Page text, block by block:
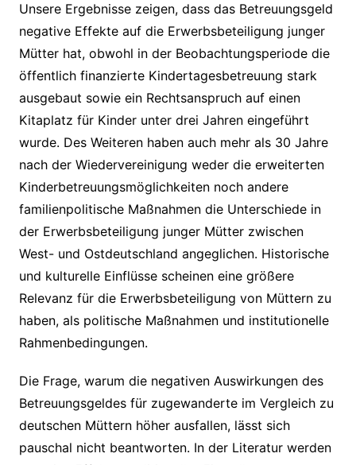
Unsere Ergebnisse zeigen, dass das Betreuungsgeld
negative Effekte auf die Erwerbsbeteiligung junger
Mütter hat, obwohl in der Beobachtungsperiode die
öffentlich finanzierte Kindertagesbetreuung stark
ausgebaut sowie ein Rechtsanspruch auf einen
Kitaplatz für Kinder unter drei Jahren eingeführt
wurde. Des Weiteren haben auch mehr als 30 Jahre
nach der Wiedervereinigung weder die erweiterten
Kinderbetreuungsmöglichkeiten noch andere
familienpolitische Maßnahmen die Unterschiede in
der Erwerbsbeteiligung junger Mütter zwischen
West- und Ostdeutschland angeglichen. Historische
und kulturelle Einflüsse scheinen eine größere
Relevanz für die Erwerbsbeteiligung von Müttern zu
haben, als politische Maßnahmen und institutionelle
Rahmenbedingungen.
Die Frage, warum die negativen Auswirkungen des
Betreuungsgeldes für zugewanderte im Vergleich zu
deutschen Müttern höher ausfallen, lässt sich
pauschal nicht beantworten. In der Literatur werden